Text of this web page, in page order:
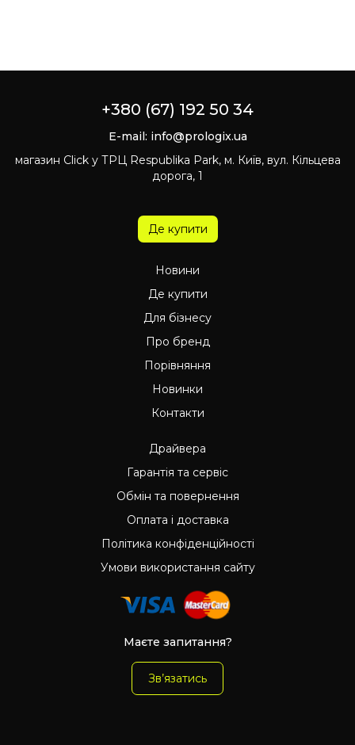
+380 (67) 192 50 34
E-mail: info@prologix.ua
магазин Click у ТРЦ Respublika Park, м. Київ, вул. Кільцева
дорога, 1
Де купити
Новини
Де купити
Для бізнесу
Про бренд
Порівняння
Новинки
Контакти
Драйвера
Гарантія та сервіс
Обмін та повернення
Оплата і доставка
Політика конфіденційності
Умови використання сайту
Маєте запитання?
Зв’язатись